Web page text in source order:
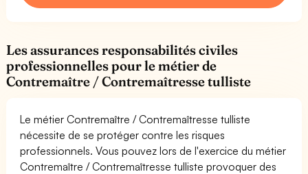
Les assurances responsabilités civiles
professionnelles pour le métier de
Contremaître / Contremaîtresse tulliste
Le métier Contremaître / Contremaîtresse tulliste
nécessite de se protéger contre les risques
professionnels. Vous pouvez lors de l'exercice du métier
Contremaître / Contremaîtresse tulliste provoquer des